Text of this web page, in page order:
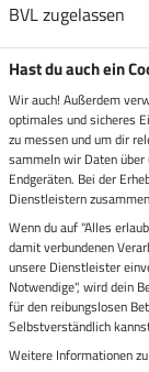
BVL zugelassen
Zustellung durch
Sicher bezahlen
Hast du auch ein
Wir auch! Außerdem
optimales und sicheres
zu messen und um dir
sammeln wir Daten über
Endgeräten. Bei der
Dienstleistern
Wenn du auf "Alles
damit verbundenen
unsere Dienstleister
Notwendige", wird dein
für den reibungslosen
Selbstverständlich
Weitere Informationen